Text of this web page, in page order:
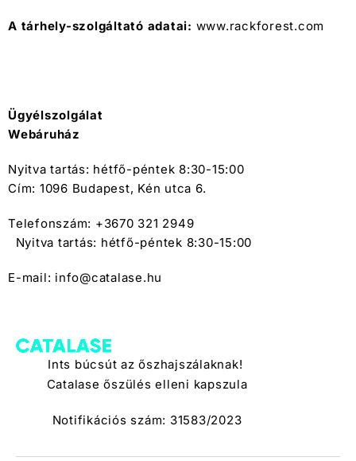
A tárhely-szolgáltató adatai: www.rackforest.com
Ügyélszolgálat
Webáruház
Nyitva tartás: hétfő-péntek 8:30-15:00
Cím: 1096 Budapest, Kén utca 6.
Telefonszám: +3670 321 2949
Nyitva tartás: hétfő-péntek 8:30-15:00
E-mail: info@catalase.hu
Ints búcsút az őszhajszálaknak!
Catalase őszülés elleni kapszula
Notifikációs szám: 31583/2023